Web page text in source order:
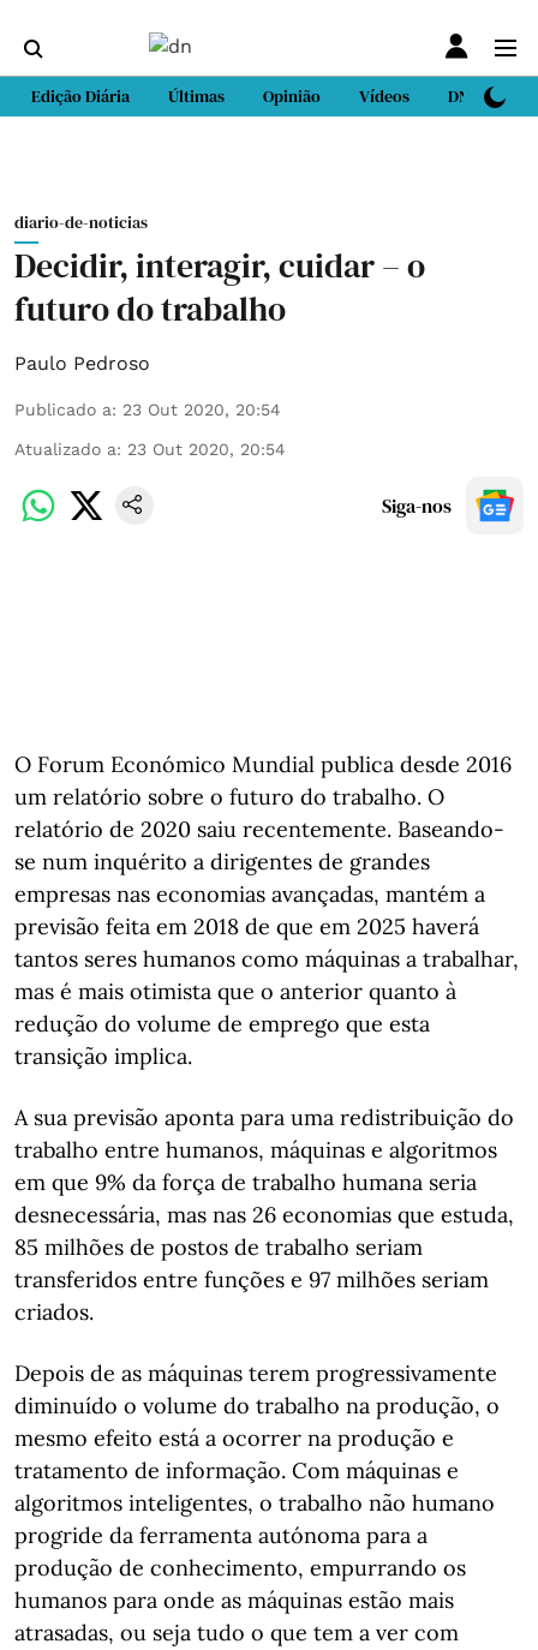
Edição Diária Últimas Opinião Vídeos DN Sport
diario-de-noticias
Decidir, interagir, cuidar – o
futuro do trabalho
Paulo Pedroso
Publicado a: 23 Out 2020, 20:54
Atualizado a: 23 Out 2020, 20:54
Siga-nos
O Forum Económico Mundial publica desde 2016
um relatório sobre o futuro do trabalho. O
relatório de 2020 saiu recentemente. Baseando-
se num inquérito a dirigentes de grandes
empresas nas economias avançadas, mantém a
previsão feita em 2018 de que em 2025 haverá
tantos seres humanos como máquinas a trabalhar,
mas é mais otimista que o anterior quanto à
redução do volume de emprego que esta
transição implica.
A sua previsão aponta para uma redistribuição do
trabalho entre humanos, máquinas e algoritmos
em que 9% da força de trabalho humana seria
desnecessária, mas nas 26 economias que estuda,
85 milhões de postos de trabalho seriam
transferidos entre funções e 97 milhões seriam
criados.
Depois de as máquinas terem progressivamente
diminuído o volume do trabalho na produção, o
mesmo efeito está a ocorrer na produção e
tratamento de informação. Com máquinas e
algoritmos inteligentes, o trabalho não humano
progride da ferramenta autónoma para a
produção de conhecimento, empurrando os
humanos para onde as máquinas estão mais
atrasadas, ou seja tudo o que tem a ver com